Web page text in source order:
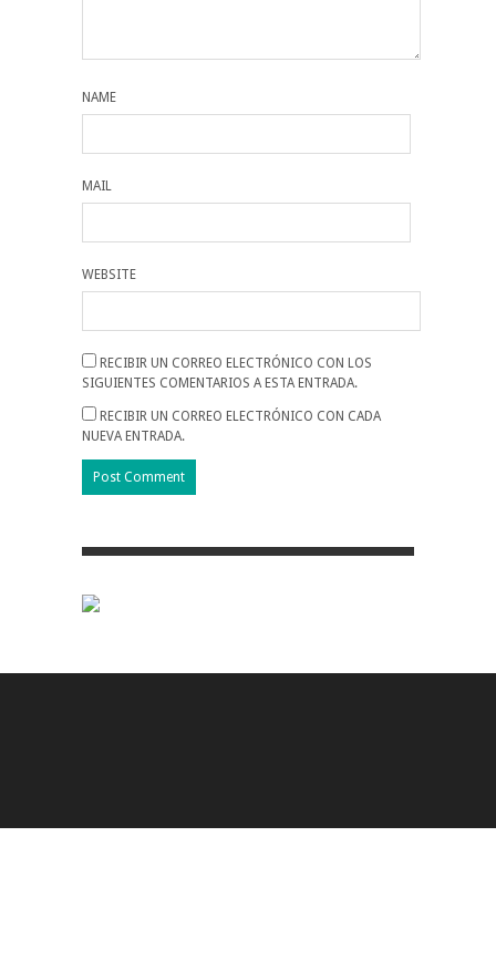
NAME
MAIL
WEBSITE
RECIBIR UN CORREO ELECTRÓNICO CON LOS
SIGUIENTES COMENTARIOS A ESTA ENTRADA.
RECIBIR UN CORREO ELECTRÓNICO CON CADA
NUEVA ENTRADA.